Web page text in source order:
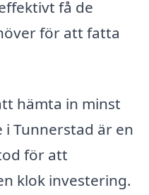
få de
för att fatta
hämta in minst
Tunnerstad är en
för att
klok investering.